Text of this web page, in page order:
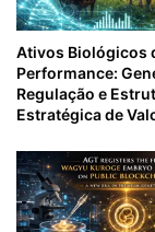
Ativos Biológicos
Performance:
Regulação e
Estratégica de